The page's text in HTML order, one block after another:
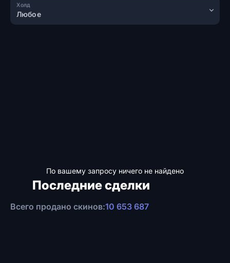
Любое
Холд
По вашему запросу ничего не найдено
Последние сделки
Всего продано скинов:10 653 687